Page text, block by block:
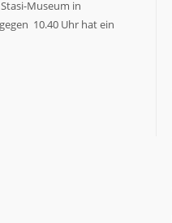
Museum in
10.40 Uhr hat ein